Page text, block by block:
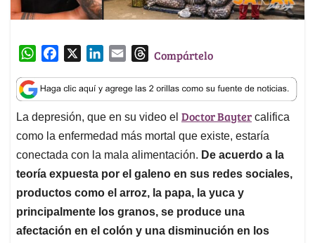
W
a
t
s
A
p
p
c
e
b
o
o
k
n
k
e
d
I
n
a
i
l
T
r
e
a
d
s
Compártelo
La depresión, que en su video el Doctor Bayter califica
como la enfermedad más mortal que existe, estaría
conectada con la mala alimentación. De acuerdo a la
teoría expuesta por el galeno en sus redes sociales,
productos como el arroz, la papa, la yuca y
principalmente los granos, se produce una
afectación en el colón y una disminución en los